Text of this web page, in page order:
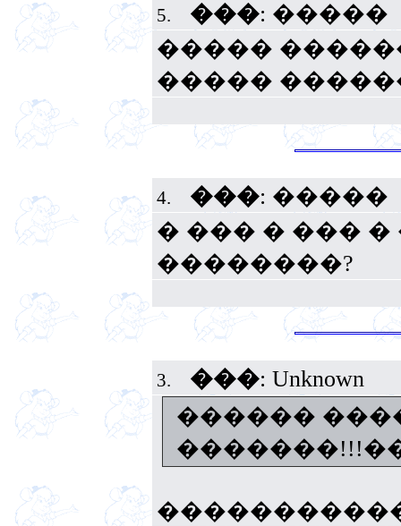
5. ���: �����
�����
�����
4. ���: �����
� ��� � ���
��������?
3. ���: Unknown
������